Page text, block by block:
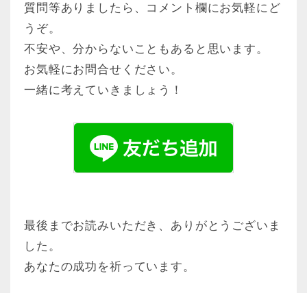
質問等ありましたら、コメント欄にお気軽にど
うぞ。
不安や、分からないこともあると思います。
お気軽にお問合せください。
一緒に考えていきましょう！
最後までお読みいただき、ありがとうございま
した。
あなたの成功を祈っています。